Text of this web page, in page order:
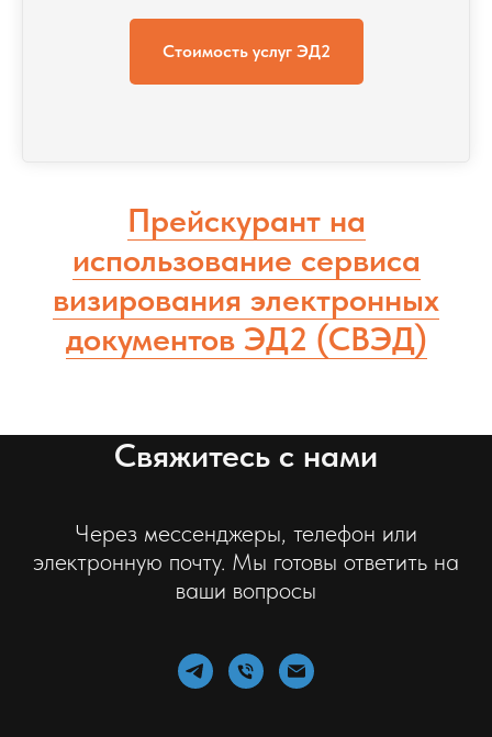
Стоимость услуг ЭД2
Прейскурант на
использование сервиса
визирования электронных
документов ЭД2 (СВЭД)
Свяжитесь с нами
Через мессенджеры, телефон или
электронную почту. Мы готовы ответить на
ваши вопросы